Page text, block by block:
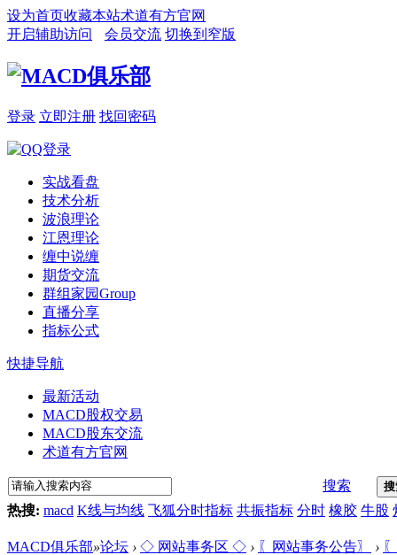
设为首页收藏本站术道有方官网
开启辅助访问
会员交流 切换到窄版
登录 立即注册 找回密码
实战看盘
技术分析
波浪理论
江恩理论
缠中说缠
期货交流
群组家园Group
直播分享
指标公式
快捷导航
最新活动
MACD股权交易
MACD股东交流
术道有方官网
搜索
热搜: macd K线与均线 飞狐分时指标 共振指标 分时 橡胶 牛股
MACD俱乐部»论坛 › ◇ 网站事务区 ◇ › 〖网站事务公告〗 ›